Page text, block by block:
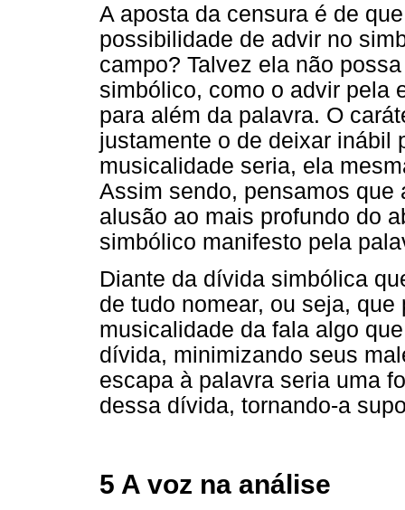
A aposta da censura é de
possibilidade de advir no
campo? Talvez ela não
simbólico, como o advir pela
para além da palavra. O
justamente o de deixar inábil
musicalidade seria, ela
Assim sendo, pensamos que
alusão ao mais profundo do
simbólico manifesto pela
Diante da dívida simbólica
de tudo nomear, ou seja,
musicalidade da fala algo
dívida, minimizando seus
escapa à palavra seria uma
dessa dívida, tornando-a
5 A voz na análise